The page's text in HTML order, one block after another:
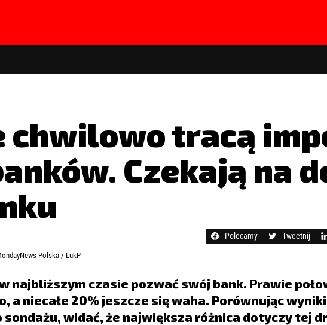
Zapomniałeś hasła?
chwilowo tracą
Czekają na
Polecamy Tweetnij
Polska / LukP
najbliższym czasie pozwać swój bank. Prawie
niecałe 20% jeszcze się waha. Porównując wyniki
widać, że największa różnica dotyczy tej